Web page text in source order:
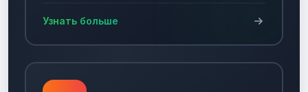
Узнать больше